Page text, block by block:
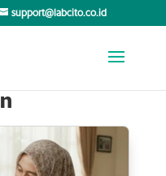
support@labcito.co.id